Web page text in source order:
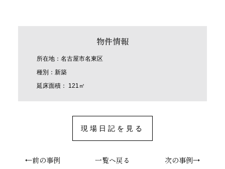
物件情報
所在地：名古屋市名東区
種別：新築
延床面積： 121㎡
現場日記を見る
←前の事例 一覧へ戻る 次の事例→